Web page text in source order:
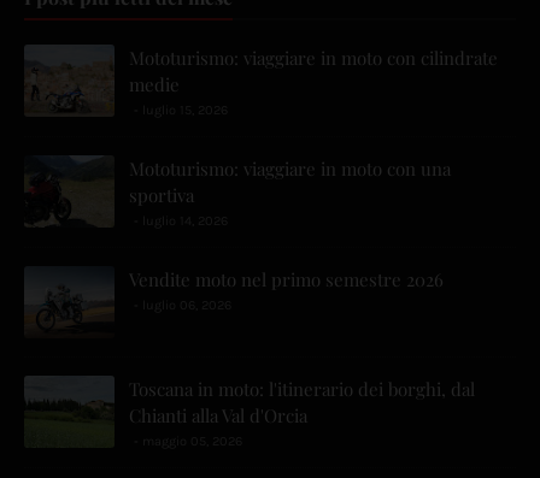
Mototurismo: viaggiare in moto con cilindrate
medie
Mototurismo: viaggiare in moto con una
sportiva
Vendite moto nel primo semestre 2026
Toscana in moto: l'itinerario dei borghi, dal
Chianti alla Val d'Orcia